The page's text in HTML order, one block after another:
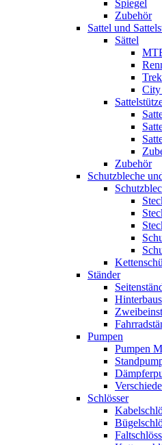
Spiegel
Zubehör
Sattel und
Sättel
City
Zubehör
Schutzbleche
Ständer
Pumpen
Pumpen
Schlösser